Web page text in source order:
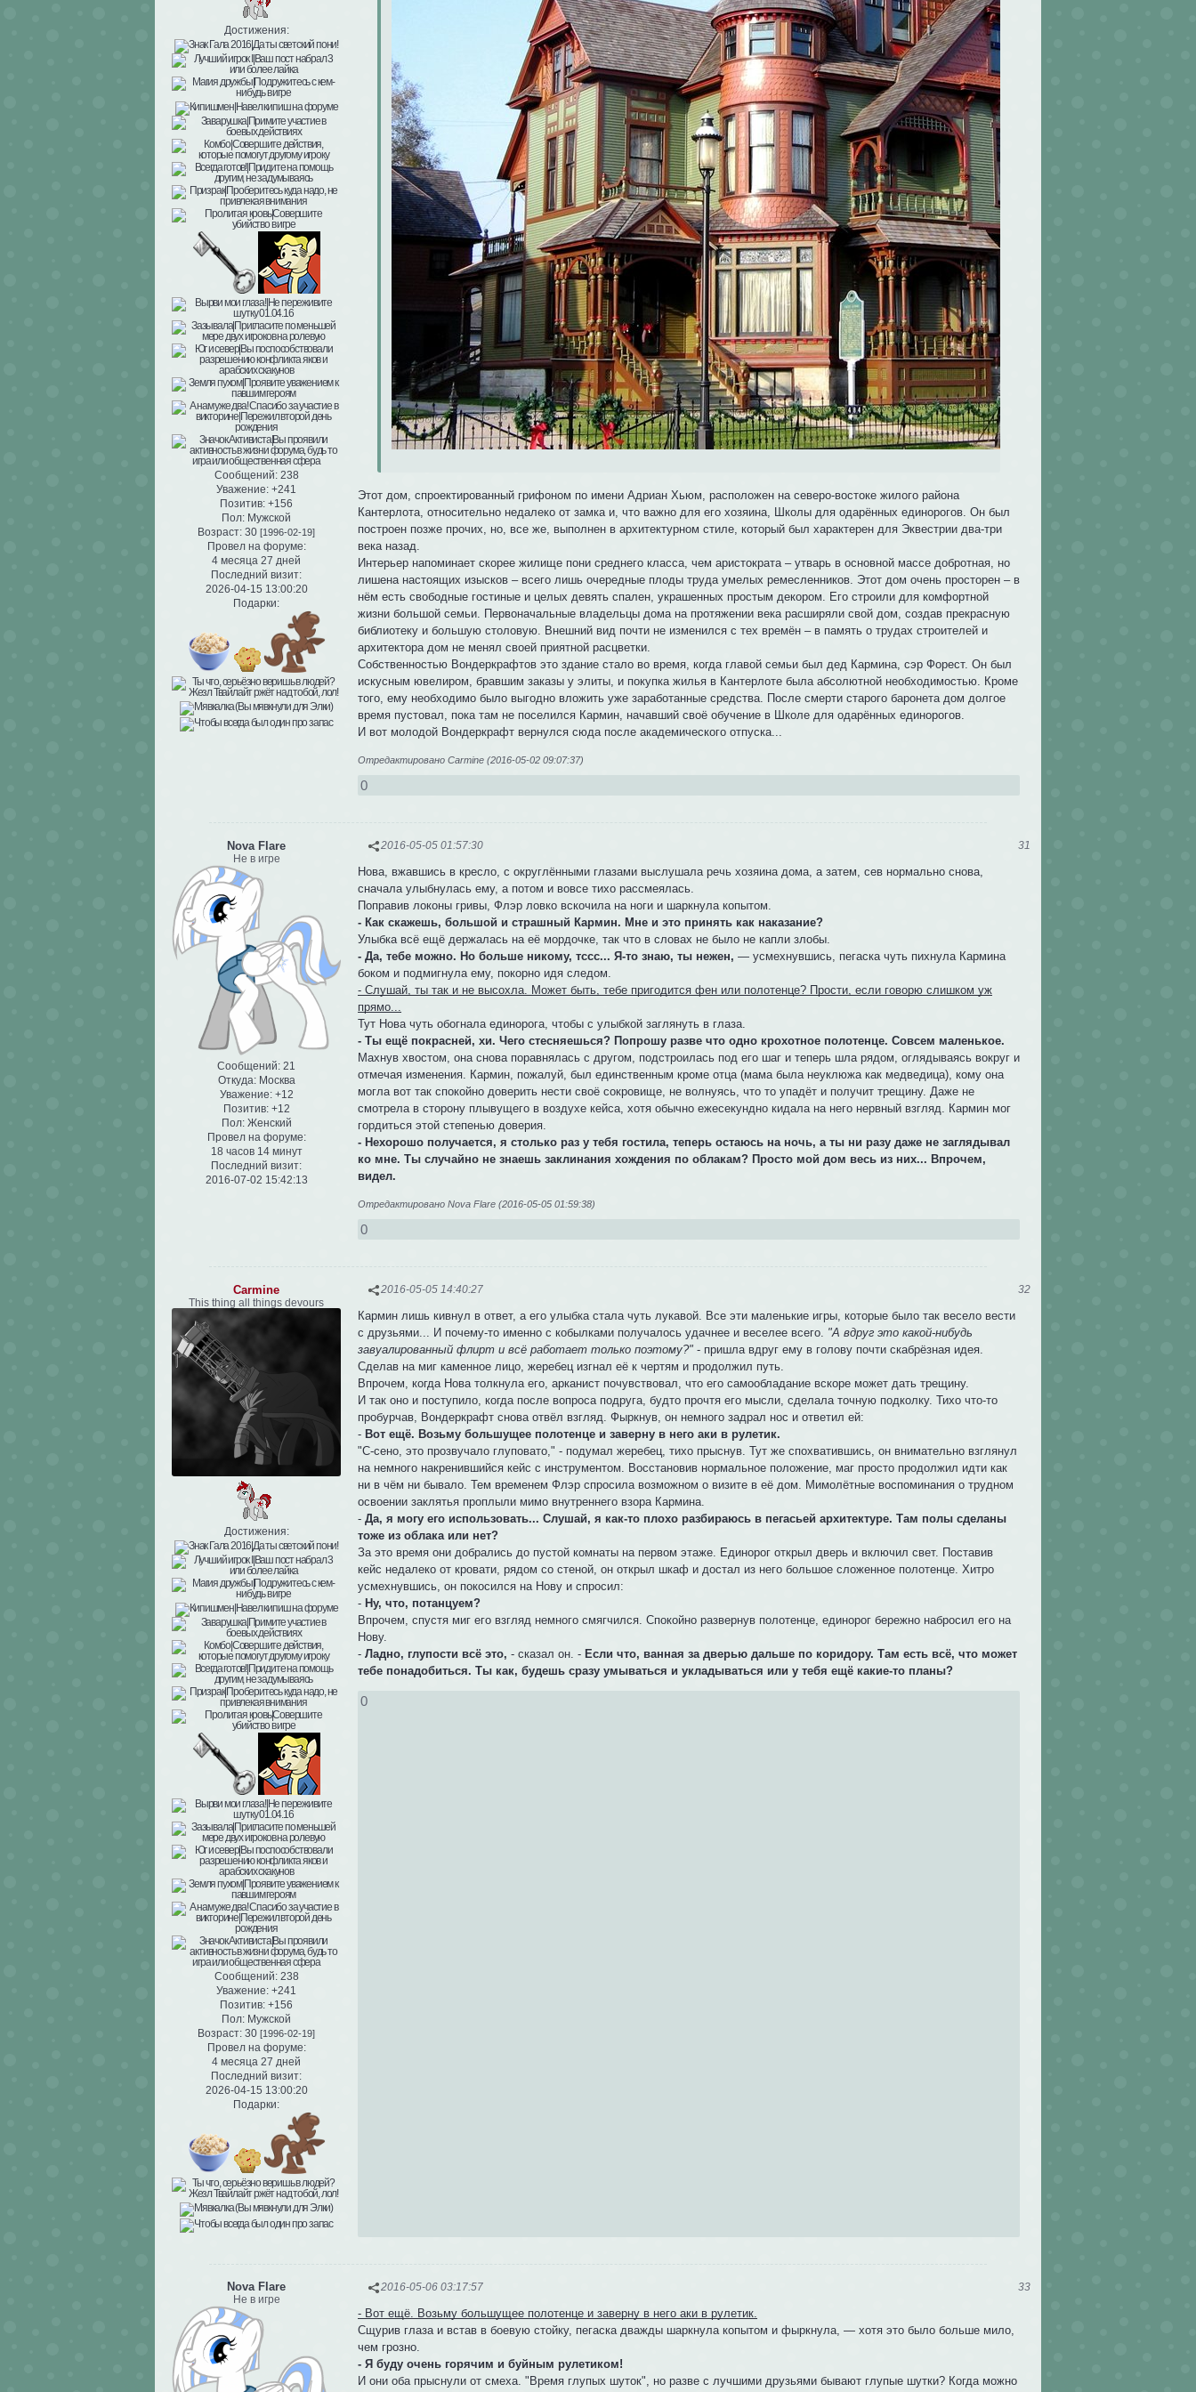
Достижения:
Сообщений:238
Уважение: +241
Позитив: +156
Пол: Мужской
Возраст: 30 [1996-02-19]
Провел на форуме:
4 месяца 27 дней
Последний визит:
2026-04-15 13:00:20
Подарки:
Этот дом, спроектированный грифоном по имени Адриан Хьюм, расположен на северо-востоке жилого района
Кантерлота, относительно недалеко от замка и, что важно для его хозяина, Школы для одарённых единорогов. Он был
построен позже прочих, но, все же, выполнен в архитектурном стиле, который был характерен для Эквестрии два-три
века назад.
Интерьер напоминает скорее жилище пони среднего класса, чем аристократа – утварь в основной массе добротная, но
лишена настоящих изысков – всего лишь очередные плоды труда умелых ремесленников. Этот дом очень просторен – в
нём есть свободные гостиные и целых девять спален, украшенных простым декором. Его строили для комфортной
жизни большой семьи. Первоначальные владельцы дома на протяжении века расширяли свой дом, создав прекрасную
библиотеку и большую столовую. Внешний вид почти не изменился с тех времён – в память о трудах строителей и
архитектора дом не менял своей приятной расцветки.
Собственностью Вондеркрафтов это здание стало во время, когда главой семьи был дед Кармина, сэр Форест. Он был
искусным ювелиром, бравшим заказы у элиты, и покупка жилья в Кантерлоте была абсолютной необходимостью. Кроме
того, ему необходимо было выгодно вложить уже заработанные средства. После смерти старого баронета дом долгое
время пустовал, пока там не поселился Кармин, начавший своё обучение в Школе для одарённых единорогов.
И вот молодой Вондеркрафт вернулся сюда после академического отпуска...
Отредактировано Carmine (2016-05-02 09:07:37)
0
31
2016-05-05 01:57:30
Nova Flare
Не в игре
Сообщений: 21
Откуда:Москва
Уважение: +12
Позитив: +12
Пол:Женский
Провел на форуме:
18 часов 14 минут
Последний визит:
2016-07-02 15:42:13
Нова, вжавшись в кресло, с округлёнными глазами выслушала речь хозяина дома, а затем, сев нормально снова,
сначала улыбнулась ему, а потом и вовсе тихо рассмеялась.
Поправив локоны гривы, Флэр ловко вскочила на ноги и шаркнула копытом.
- Как скажешь, большой и страшный Кармин. Мне и это принять как наказание?
Улыбка всё ещё держалась на её мордочке, так что в словах не было не капли злобы.
- Да, тебе можно. Но больше никому, тссс... Я-то знаю, ты нежен, — усмехнувшись, пегаска чуть пихнула Кармина
боком и подмигнула ему, покорно идя следом.
- Слушай, ты так и не высохла. Может быть, тебе пригодится фен или полотенце? Прости, если говорю слишком уж
прямо...
Тут Нова чуть обогнала единорога, чтобы с улыбкой заглянуть в глаза.
- Ты ещё покрасней, хи. Чего стесняешься? Попрошу разве что одно крохотное полотенце. Совсем маленькое.
Махнув хвостом, она снова поравнялась с другом, подстроилась под его шаг и теперь шла рядом, оглядываясь вокруг и
отмечая изменения. Кармин, пожалуй, был единственным кроме отца (мама была неуклюжа как медведица), кому она
могла вот так спокойно доверить нести своё сокровище, не волнуясь, что то упадёт и получит трещину. Даже не
смотрела в сторону плывущего в воздухе кейса, хотя обычно ежесекундно кидала на него нервный взгляд. Кармин мог
гордиться этой степенью доверия.
- Нехорошо получается, я столько раз у тебя гостила, теперь остаюсь на ночь, а ты ни разу даже не заглядывал
ко мне. Ты случайно не знаешь заклинания хождения по облакам? Просто мой дом весь из них... Впрочем,
видел.
Отредактировано Nova Flare (2016-05-05 01:59:38)
0
32
2016-05-05 14:40:27
Carmine
This thing all things devours
Достижения:
Сообщений:238
Уважение: +241
Позитив: +156
Пол: Мужской
Возраст: 30 [1996-02-19]
Провел на форуме:
4 месяца 27 дней
Последний визит:
2026-04-15 13:00:20
Подарки:
Кармин лишь кивнул в ответ, а его улыбка стала чуть лукавой. Все эти маленькие игры, которые было так весело вести
с друзьями... И почему-то именно с кобылками получалось удачнее и веселее всего. "А вдруг это какой-нибудь
завуалированный флирт и всё работает только поэтому?" - пришла вдруг ему в голову почти скабрёзная идея.
Сделав на миг каменное лицо, жеребец изгнал её к чертям и продолжил путь.
Впрочем, когда Нова толкнула его, арканист почувствовал, что его самообладание вскоре может дать трещину.
И так оно и поступило, когда после вопроса подруга, будто прочтя его мысли, сделала точную подколку. Тихо что-то
пробурчав, Вондеркрафт снова отвёл взгляд. Фыркнув, он немного задрал нос и ответил ей:
- Вот ещё. Возьму большущее полотенце и заверну в него аки в рулетик.
"С-сено, это прозвучало глуповато," - подумал жеребец, тихо прыснув. Тут же спохватившись, он внимательно взглянул
на немного накренившийся кейс с инструментом. Восстановив нормальное положение, маг просто продолжил идти как
ни в чём ни бывало. Тем временем Флэр спросила возможном о визите в её дом. Мимолётные воспоминания о трудном
освоении заклятья проплыли мимо внутреннего взора Кармина.
-Да, я могу его использовать... Слушай, я как-то плохо разбираюсь в пегасьей архитектуре. Там полы сделаны
тоже из облака или нет?
За это время они добрались до пустой комнаты на первом этаже. Единорог открыл дверь и включил свет. Поставив
кейс недалеко от кровати, рядом со стеной, он открыл шкаф и достал из него большое сложенное полотенце. Хитро
усмехнувшись, он покосился на Нову и спросил:
- Ну, что, потанцуем?
Впрочем, спустя миг его взгляд немного смягчился. Спокойно развернув полотенце, единорог бережно набросил его на
Нову.
-Ладно, глупости всё это, - сказал он. - Если что, ванная за дверью дальше по коридору. Там есть всё, что может
тебе понадобиться. Ты как, будешь сразу умываться и укладываться или у тебя ещё какие-то планы?
0
33
2016-05-06 03:17:57
Nova Flare
Не в игре
- Вот ещё. Возьму большущее полотенце и заверну в него аки в рулетик.
Сщурив глаза и встав в боевую стойку, пегаска дважды шаркнула копытом и фыркнула, — хотя это было больше мило,
чем грозно.
- Я буду очень горячим и буйным рулетиком!
И они оба прыснули от смеха. "Время глупых шуток", но разве с лучшими друзьями бывают глупые шутки? Когда можно